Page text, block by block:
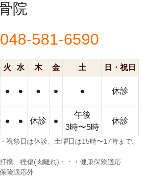
院
048-581-6590
火 水 木 金 土 日・祝日
● ● ● ● ● 休診
● ● 休診 ●
午後
3時〜5時
休診
祝祭日は休診、土曜日は15時〜17時まで。
撲、挫傷(肉離れ)・・・健康保険適応
険適応外